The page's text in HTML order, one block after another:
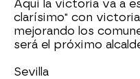
Aquí la victoria va a
clarísimo" con
mejorando los
será el próximo
Sevilla